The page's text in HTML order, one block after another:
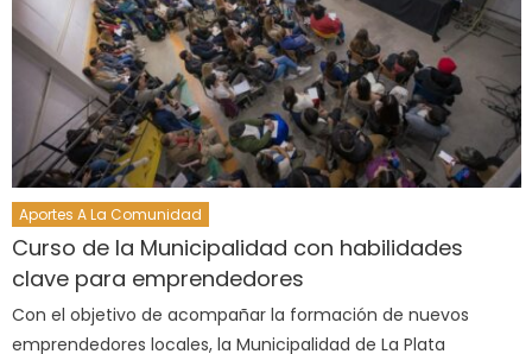
Aportes A La Comunidad
Curso de la Municipalidad con habilidades
clave para emprendedores
Con el objetivo de acompañar la formación de nuevos
emprendedores locales, la Municipalidad de La Plata